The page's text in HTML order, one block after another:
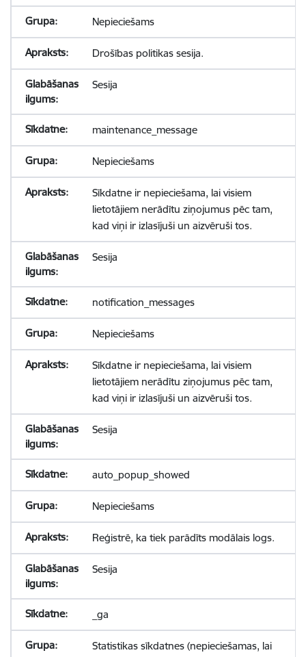
Nepieciešams
Drošības politikas sesija.
Sesija
maintenance_message
Nepieciešams
Sīkdatne ir nepieciešama, lai visiem
lietotājiem nerādītu ziņojumus pēc tam,
kad viņi ir izlasījuši un aizvēruši tos.
Sesija
notification_messages
Nepieciešams
Sīkdatne ir nepieciešama, lai visiem
lietotājiem nerādītu ziņojumus pēc tam,
kad viņi ir izlasījuši un aizvēruši tos.
Sesija
auto_popup_showed
Nepieciešams
Reģistrē, ka tiek parādīts modālais logs.
Sesija
_ga
Statistikas sīkdatnes (nepieciešamas, lai